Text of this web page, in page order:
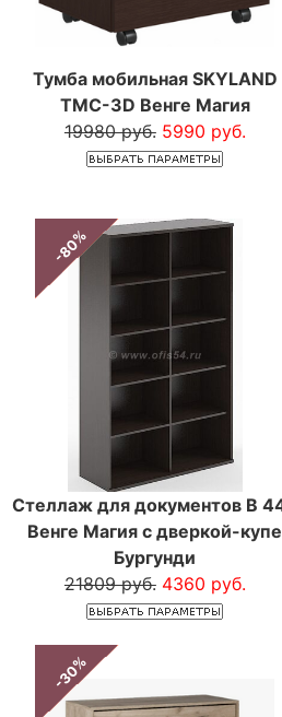
Тумба мобильная SKYLAND
TMC-3D Венге Магия
19980 руб. 5990 руб.
-80%
Стеллаж для документов B
Венге Магия с дверкой-купе
Бургунди
21809 руб. 4360 руб.
-30%